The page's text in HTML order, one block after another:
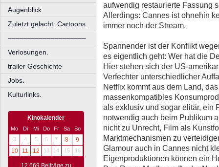
Augenblick
Zuletzt gelacht: Cartoons.
––––––––––––––––––––
Verlosungen.
trailer Geschichte
Jobs.
Kulturlinks.
Kinokalender
Mo Di Mi Do Fr Sa
So
3
4 5 6 7 8
9
10
11 12 13 14 15 16
12.669 Beiträge zu
aufwendig restaurierte Fassung
Allerdings: Cannes ist ohnehin
immer noch der Stream.
Spannender ist der Konflikt
es eigentlich geht: Wer hat die
Hier stehen sich der US-
Verfechter unterschiedlicher
Netflix kommt aus dem Land,
massenkompatibles
als exklusiv und sogar elitär, ein
notwendig auch beim Publikum
nicht zu Unrecht, Film als
Marktmechanismen zu
Glamour auch in Cannes nicht
Eigenproduktionen können ein